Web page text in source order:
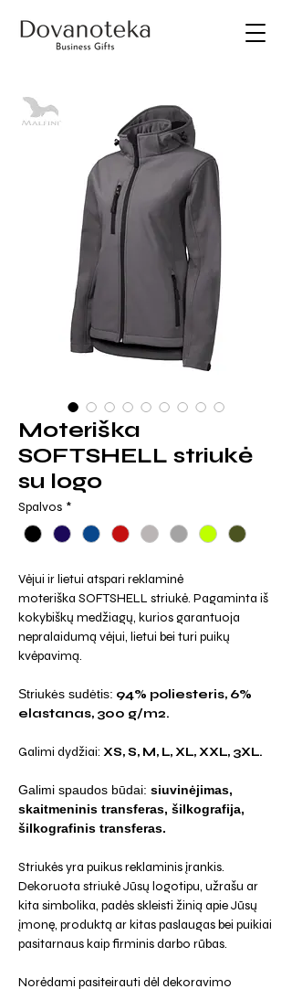
Moteriška
SOFTSHELL striukė
su logo
Spalvos *
Vėjui ir lietui atspari reklaminė
moteriška SOFTSHELL striukė. Pagaminta iš
kokybiškų medžiagų, kurios garantuoja
nepralaidumą vėjui, lietui bei turi puikų
kvėpavimą.
Striukės sudėtis: 94% poliesteris, 6%
elastanas, 300 g/m2.
Galimi dydžiai: XS, S, M, L, XL, XXL, 3XL.
Galimi spaudos būdai: siuvinėjimas,
skaitmeninis transferas, šilkografija,
šilkografinis transferas.
Striukės yra puikus reklaminis įrankis.
Dekoruota striukė Jūsų logotipu, užrašu ar
kita simbolika, padės skleisti žinią apie Jūsų
įmonę, produktą ar kitas paslaugas bei puikiai
pasitarnaus kaip firminis darbo rūbas.
Norėdami pasiteirauti dėl dekoravimo